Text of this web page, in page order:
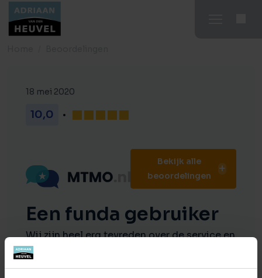
18 mei 2020
10,0
Bekijk alle
beoordelingen
Een funda gebruiker
Wij zijn heel erg tevreden over de service en
begeleiding. Werden altijd keurig te woord
gestaan. Ze zijn erg deskundig.